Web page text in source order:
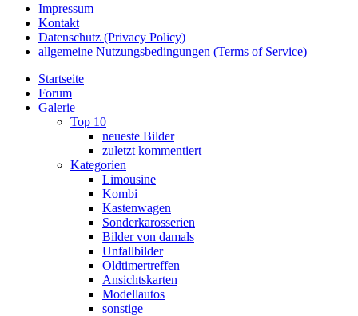
Impressum
Kontakt
Datenschutz (Privacy Policy)
allgemeine Nutzungsbedingungen (Terms of Service)
Startseite
Forum
Galerie
Top 10
neueste Bilder
zuletzt kommentiert
Kategorien
Limousine
Kombi
Kastenwagen
Sonderkarosserien
Bilder von damals
Unfallbilder
Oldtimertreffen
Ansichtskarten
Modellautos
sonstige